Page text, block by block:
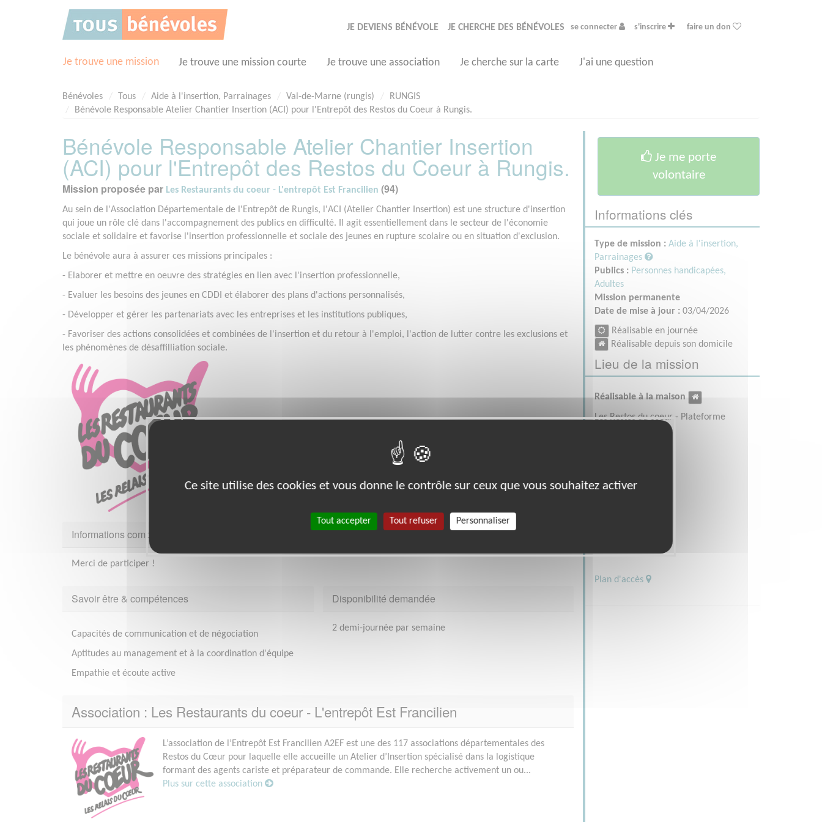
JE DEVIENS BÉNÉVOLE JE CHERCHE DES BÉNÉVOLES se connecter s'inscrire faire un don
Je trouve une mission Je trouve une mission courte Je trouve une association Je cherche sur la carte J'ai une question
Bénévoles Tous Aide à l'insertion, Parrainages Val-de-Marne (rungis)
RUNGIS
Bénévole Responsable Atelier Chantier Insertion (ACI) pour l'Entrepôt des Restos du Coeur à Rungis.
Bénévole Responsable Atelier Chantier Insertion
(ACI) pour l'Entrepôt des Restos du Coeur à Rungis.
Mission proposée par Les Restaurants du coeur - L'entrepôt Est Francilien (94)
Au sein de l'Association Départementale de l'Entrepôt de Rungis, l'ACI (Atelier Chantier Insertion) est une structure d'insertion
qui joue un rôle clé dans l'accompagnement des publics en difficulté. Il agit essentiellement dans le secteur de l'économie
sociale et solidaire et favorise l'insertion professionnelle et sociale des jeunes en rupture scolaire ou en situation d'exclusion.
Le bénévole aura à assurer ces missions principales :
- Elaborer et mettre en oeuvre des stratégies en lien avec l'insertion professionnelle,
- Evaluer les besoins des jeunes en CDDI et élaborer des plans d'actions personnalisés,
- Développer et gérer les partenariats avec les entreprises et les institutions publiques,
- Favoriser des actions consolidées et combinées de l'insertion et du retour à l'emploi, l'action de lutter contre les exclusions et
les phénomènes de désaffilliation sociale.
Informations complémentaires
Merci de participer !
Savoir être & compétences
Capacités de communication et de négociation
Aptitudes au management et à la coordination d'équipe
Empathie et écoute active
Disponibilité demandée
2 demi-journée par semaine
Association : Les Restaurants du coeur - L'entrepôt Est Francilien
L’association de l’Entrepôt Est Francilien A2EF est une des 117 associations départementales des
Restos du Cœur pour laquelle elle accueille un Atelier d’Insertion spécialisé dans la logistique
formant des agents cariste et préparateur de commande. Elle recherche activement un ou...
Plus sur cette association
Je me porte
volontaire
Informations clés
Type de mission : Aide à l'insertion,
Parrainages
Publics : Personnes handicapées,
Adultes
Mission permanente
Date de mise à jour : 03/04/2026
Réalisable en journée
Réalisable depuis son domicile
Lieu de la mission
Réalisable à la maison
Les Restos du coeur - Plateforme
Plan d'accès
Ce site utilise des cookies et vous donne le contrôle sur ceux que vous souhaitez activer
Tout accepter Tout refuser Personnaliser